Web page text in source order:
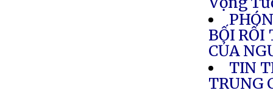
BỐI RỐI
CỦA
TIN
TRUNG